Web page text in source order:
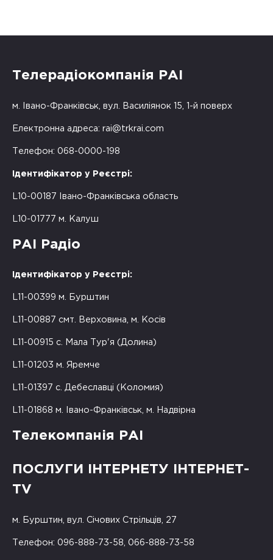
Телерадіокомпанія РАІ
м. Івано-Франківськ, вул. Василіянок 15, 1-й поверх
Електронна адреса: rai@trkrai.com
Телефон: 068-0000-198
Ідентифікатор у Реєстрі:
L10-00187 Івано-Франківська область
L10-01777 м. Калуш
РАІ Радіо
Ідентифікатор у Реєстрі:
L11-00399 м. Бурштин
L11-00887 смт. Верховина, м. Косів
L11-00915 с. Мала Тур'я (Долина)
L11-01203 м. Яремче
L11-01397 с. Дебеславці (Коломия)
L11-01868 м. Івано-Франківськ, м. Надвірна
Телекомпанія РАІ
ПОСЛУГИ ІНТЕРНЕТУ ІНТЕРНЕТ-
TV
м. Бурштин, вул. Січових Стрільців, 27
Телефон: 096-888-73-58, 066-888-73-58